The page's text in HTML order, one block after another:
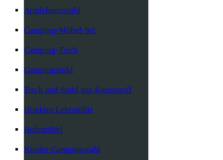
Armlehnenstuhl
Camping-Möbel-Set
Camping-Tisch
Campingstuhl
Tisch und Stuhl aus Kunststoff
Direktor Lehrstühle
Holzmöbel
Kinder-Campingstuhl